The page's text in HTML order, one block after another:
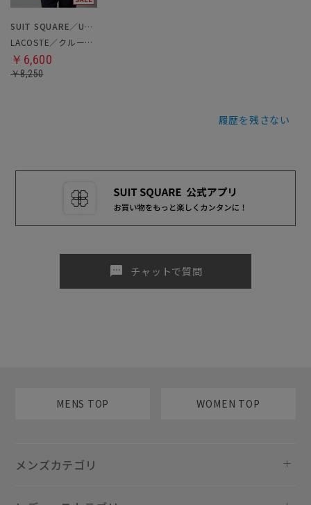
SUIT SQUARE／UNIVERSAL LANGUAGE
LACOSTE／クルーネックTシャツ
￥6,600
￥8,250
履歴を残さない
sms チャットで質問
MENS TOP WOMEN TOP
メンズカテゴリ